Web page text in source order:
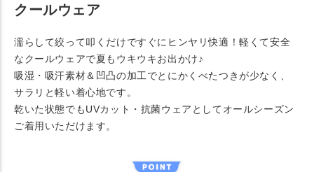
クールウェア
濡らして絞って叩くだけですぐにヒンヤリ快適！軽くて安全
なクールウェアで夏もウキウキお出かけ♪
吸湿・吸汗素材＆凹凸の加工でとにかくべたつきが少なく、
サラリと軽い着心地です。
乾いた状態でもUVカット・抗菌ウェアとしてオールシーズン
ご着用いただけます。